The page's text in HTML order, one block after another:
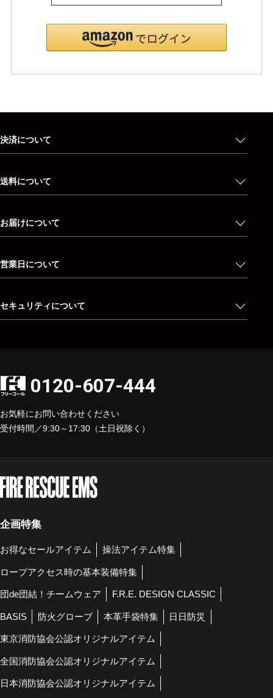
決済について
送料について
お届けについて
営業日について
セキュリティについて
0120-607-444
お気軽にお問い合わせください
受付時間／9:30～17:30（土日祝除く）
企画特集
お得なセールアイテム 操法アイテム特集
ロープアクセス時の基本装備特集
団de団結！チームウェア F.R.E. DESIGN CLASSIC
BASIS 防火グローブ 本革手袋特集 日日防災
東京消防協会公認オリジナルアイテム
全国消防協会公認オリジナルアイテム
日本消防協会公認オリジナルアイテム